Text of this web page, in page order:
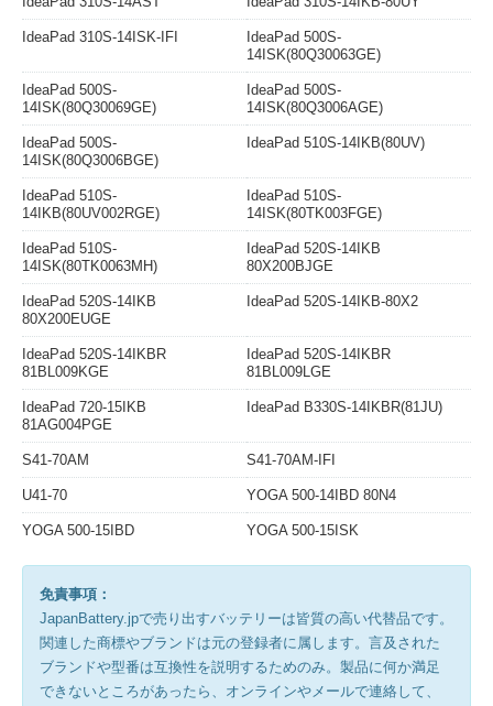
IdeaPad 310S-14ISK-IFI
IdeaPad 500S-
14ISK(80Q30063GE)
IdeaPad 500S-
14ISK(80Q30069GE)
IdeaPad 500S-
14ISK(80Q3006AGE)
IdeaPad 500S-
14ISK(80Q3006BGE)
IdeaPad 510S-14IKB(80UV)
IdeaPad 510S-
14IKB(80UV002RGE)
IdeaPad 510S-
14ISK(80TK003FGE)
IdeaPad 510S-
14ISK(80TK0063MH)
IdeaPad 520S-14IKB
80X200BJGE
IdeaPad 520S-14IKB
80X200EUGE
IdeaPad 520S-14IKB-80X2
IdeaPad 520S-14IKBR
81BL009KGE
IdeaPad 520S-14IKBR
81BL009LGE
IdeaPad 720-15IKB
81AG004PGE
IdeaPad B330S-14IKBR(81JU)
S41-70AM S41-70AM-IFI
U41-70 YOGA 500-14IBD 80N4
YOGA 500-15IBD YOGA 500-15ISK
免責事項：
JapanBattery.jpで売り出すバッテリーは皆質の高い代替品です。
関連した商標やブランドは元の登録者に属します。言及された
ブランドや型番は互換性を説明するためのみ。製品に何か満足
できないところがあったら、オンラインやメールで連絡して、